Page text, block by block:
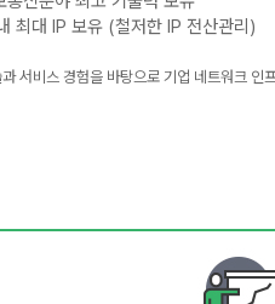
최대 IP 보유 (철저한 IP 전산관리)
서비스 경험을 바탕으로 기업 네트워크